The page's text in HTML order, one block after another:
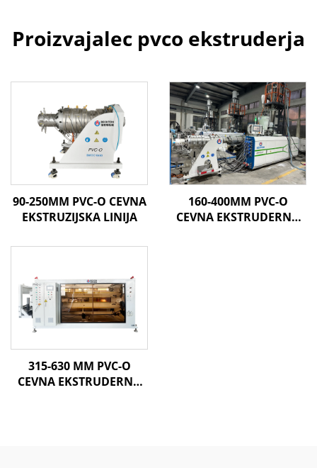
Proizvajalec pvco ekstruderja
90-250MM PVC-O CEVNA
EKSTRUZIJSKA LINIJA
160-400MM PVC-O
CEVNA EKSTRUDERNA
315-630 MM PVC-O
CEVNA EKSTRUDERNA